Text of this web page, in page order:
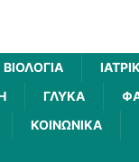
ΒΙΟΛΟΓΊΑ
ΓΛΥΚΆ
ΚΟΙΝΩΝΙΚΆ